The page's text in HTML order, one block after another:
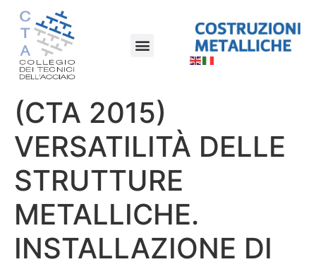
(CTA 2015)
VERSATILITÀ DELLE
STRUTTURE
METALLICHE.
INSTALLAZIONE DI